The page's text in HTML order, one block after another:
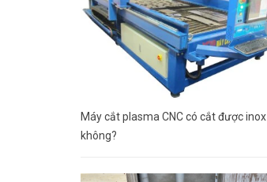
Máy cắt plasma CNC có cắt được inox
không?